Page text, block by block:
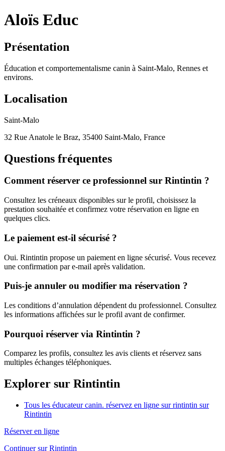
Aloïs Educ
Présentation
Éducation et comportementalisme canin à Saint-Malo, Rennes et
environs.
Localisation
Saint-Malo
32 Rue Anatole le Braz, 35400 Saint-Malo, France
Questions fréquentes
Comment réserver ce professionnel sur Rintintin ?
Consultez les créneaux disponibles sur le profil, choisissez la
prestation souhaitée et confirmez votre réservation en ligne en
quelques clics.
Le paiement est-il sécurisé ?
Oui. Rintintin propose un paiement en ligne sécurisé. Vous recevez
une confirmation par e-mail après validation.
Puis-je annuler ou modifier ma réservation ?
Les conditions d’annulation dépendent du professionnel. Consultez
les informations affichées sur le profil avant de confirmer.
Pourquoi réserver via Rintintin ?
Comparez les profils, consultez les avis clients et réservez sans
multiples échanges téléphoniques.
Explorer sur Rintintin
Tous les éducateur canin. réservez en ligne sur rintintin sur
Rintintin
Réserver en ligne
Continuer sur Rintintin